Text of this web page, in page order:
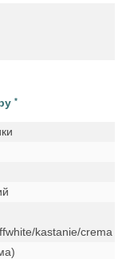
*
kastanie/crema